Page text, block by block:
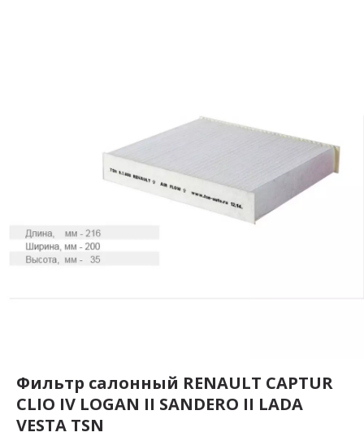
Фильтр салонный RENAULT CAPTUR
CLIO IV LOGAN II SANDERO II LADA
VESTA TSN